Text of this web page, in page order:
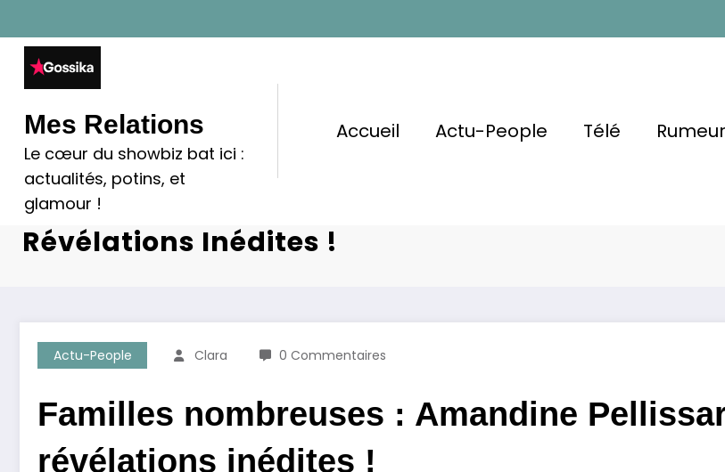
au
contenu
Mes Relations
Le cœur du showbiz bat ici :
actualités, potins, et
glamour !
Accueil Actu-People Télé
Familles Nombreuses : Amandine
Pellissard Seule Face À La Justice,
Révélations Inédites !
Actu-People Clara 0 Commentaires
Familles nombreuses : Amandine
révélations inédites !